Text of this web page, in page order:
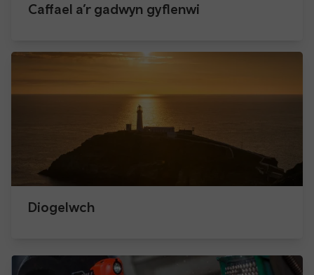
Caffael a’r gadwyn gyflenwi
Diogelwch